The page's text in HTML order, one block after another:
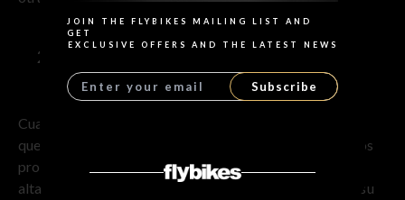
2. RESERVA DE PRODUCTO
Cuando realiza un pedido por adelantado, el producto
queda reservado para el cliente. En algunos casos ciertos
productos pueden agotarse nada mas llegar debido a la
alta demanda pero con la opción de pedido anticipado su
JOIN THE FLYBIKES MAILING LIST AND
GET
EXCLUSIVE OFFERS AND THE LATEST NEWS
Subscribe